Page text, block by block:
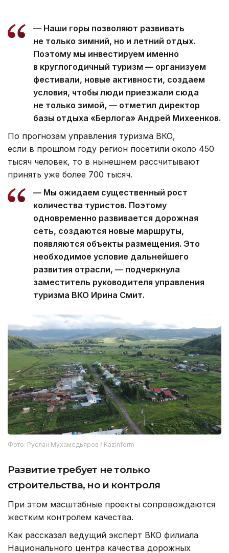
— Наши горы позволяют развивать
не только зимний, но и летний отдых.
Поэтому мы инвестируем именно
в круглогодичный туризм — организуем
фестивали, новые активности, создаем
условия, чтобы люди приезжали сюда
не только зимой, — отметил директор
базы отдыха «Берлога» Андрей Михеенков.
По прогнозам управления туризма ВКО,
если в прошлом году регион посетили около 450
тысяч человек, то в нынешнем рассчитывают
принять уже более 700 тысяч.
— Мы ожидаем существенный рост
количества туристов. Поэтому
одновременно развивается дорожная
сеть, создаются новые маршруты,
появляются объекты размещения. Это
необходимое условие дальнейшего
развития отрасли, — подчеркнула
заместитель руководителя управления
туризма ВКО Ирина Смит.
Фото: Руслан Мухамедьяров / Kazinform
Развитие требует не только
строительства, но и контроля
При этом масштабные проекты сопровождаются
жестким контролем качества.
Как рассказал ведущий эксперт ВКО филиала
Национального центра качества дорожных